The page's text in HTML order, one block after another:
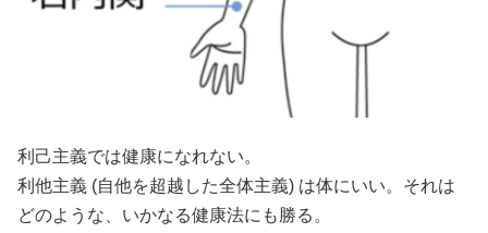
利己主義では健康になれない。
利他主義 (自他を超越した全体主義) は体にいい。それは
どのような、いかなる健康法にも勝る。